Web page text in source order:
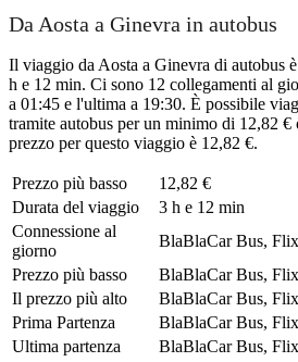
Da Aosta a Ginevra in autobus
Il viaggio da Aosta a Ginevra di autobus
h e 12 min. Ci sono 12 collegamenti al
a 01:45 e l'ultima a 19:30. È possibile
tramite autobus per un minimo di 12,82
prezzo per questo viaggio è 12,82 €.
Prezzo più basso
12,82 €
Durata del viaggio
3 h e 12 min
Connessione al
giorno
BlaBlaCar Bus,
Prezzo più basso
BlaBlaCar Bus,
Il prezzo più alto
BlaBlaCar Bus,
Prima Partenza
BlaBlaCar Bus,
Ultima partenza
BlaBlaCar Bus,